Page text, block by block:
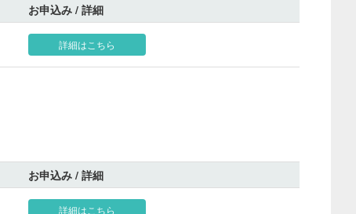
お申込み / 詳細
詳細はこちら
お申込み / 詳細
詳細はこちら